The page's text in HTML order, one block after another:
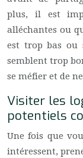
plus, il est
alléchantes ou
est trop bas ou
semblent trop
se méfier et de
Visiter les
potentiels
Une fois que
intéressent,